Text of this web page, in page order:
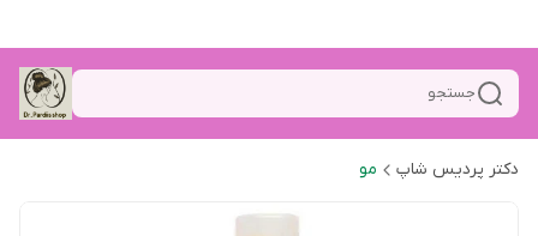
جستجو
دکتر پردیس شاپ مو